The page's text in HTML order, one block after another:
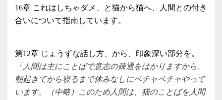
16章 これはしちゃダメ、と猫から猫へ、人間との付き
合いについて指南しています。
第12章 じょうずな話し方、から、印象深い部分を。
「人間は主にことばで意志の疎通をはかりますから、
朝起きてから寝るまで休みなしにペチャペチャやって
います。（中略）このため人間は、猫のことばを人間